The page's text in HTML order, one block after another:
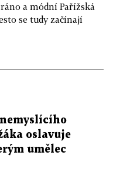
a módní Pařížská
se tudy začínají
oslavuje
umělec